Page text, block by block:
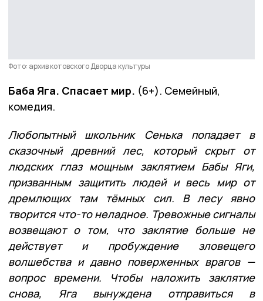
Фото: архив котовского Дворца культуры
Баба Яга. Спасает мир. (6+). Семейный,
комедия.
Любопытный школьник Сенька попадает в
сказочный древний лес, который скрыт от
людских глаз мощным заклятием Бабы Яги,
призванным защитить людей и весь мир от
дремлющих там тёмных сил. В лесу явно
творится что-то неладное. Тревожные сигналы
возвещают о том, что заклятие больше не
действует и пробуждение зловещего
волшебства и давно поверженных врагов —
вопрос времени.
Чтобы наложить заклятие
снова, Яга вынуждена отправиться в